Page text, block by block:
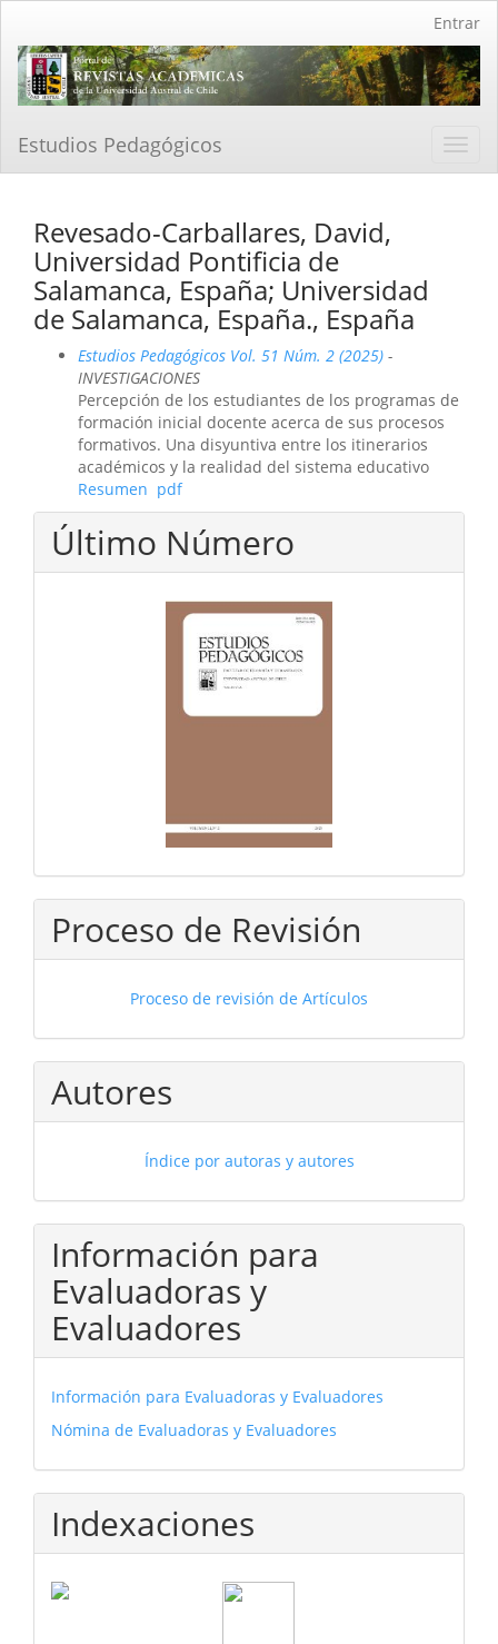
Contenido
principal
Barra
Entrar
Estudios Pedagógicos
Revesado-Carballares, David,
Universidad Pontificia de
Salamanca, España; Universidad
de Salamanca, España., España
Estudios Pedagógicos Vol. 51 Núm. 2 (2025) -
INVESTIGACIONES
Percepción de los estudiantes de los programas de
formación inicial docente acerca de sus procesos
formativos. Una disyuntiva entre los itinerarios
académicos y la realidad del sistema educativo
Resumen pdf
Último Número
Proceso de Revisión
Proceso de revisión de Artículos
Autores
Índice por autoras y autores
Información para
Evaluadoras y
Evaluadores
Información para Evaluadoras y Evaluadores
Nómina de Evaluadoras y Evaluadores
Indexaciones